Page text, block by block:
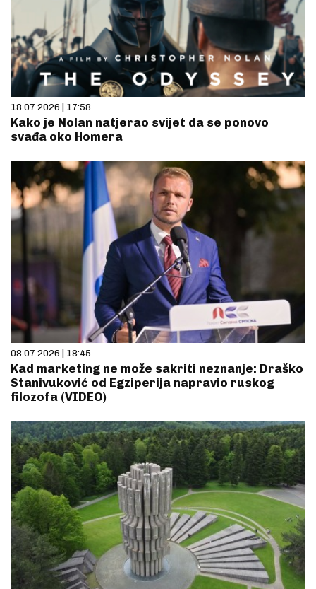
18.07.2026 | 17:58
Kako je Nolan natjerao svijet da se ponovo
svađa oko Homera
08.07.2026 | 18:45
Kad marketing ne može sakriti neznanje: Draško
Stanivuković od Egziperija napravio ruskog
filozofa (VIDEO)